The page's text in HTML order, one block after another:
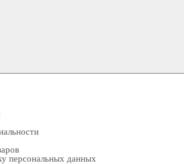
персональных данных